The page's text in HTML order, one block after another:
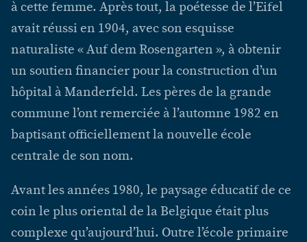
à cette femme. Après tout, la poétesse de l’Eifel
avait réussi en 1904, avec son esquisse
naturaliste « Auf dem Rosengarten », à obtenir
un soutien financier pour la construction d’un
hôpital à Manderfeld. Les pères de la grande
commune l’ont remerciée à l’automne 1982 en
baptisant officiellement la nouvelle école
centrale de son nom.
Avant les années 1980, le paysage éducatif de ce
coin le plus oriental de la Belgique était plus
complexe qu’aujourd’hui. Outre l’école primaire